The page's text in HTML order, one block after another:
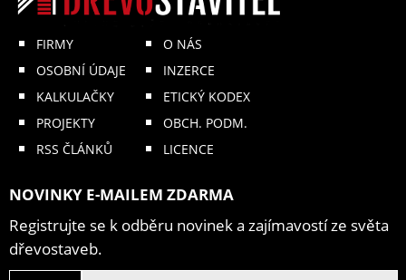
FIRMY
OSOBNÍ ÚDAJE
KALKULAČKY
PROJEKTY
RSS ČLÁNKŮ
O NÁS
INZERCE
ETICKÝ KODEX
OBCH. PODM.
LICENCE
NOVINKY E-MAILEM ZDARMA
Registrujte se k odběru novinek a zajímavostí ze světa
dřevostaveb.